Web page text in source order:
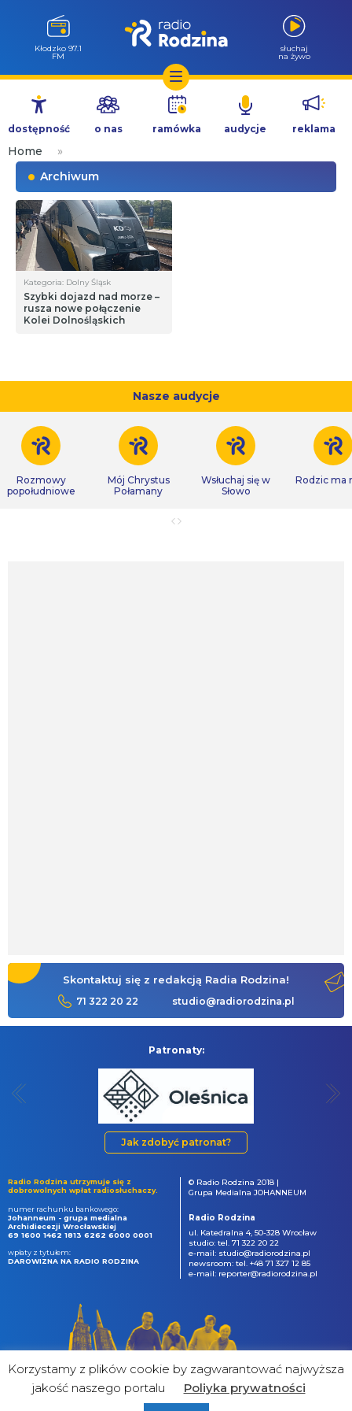
Przejdź
treści
Wołów 99.6
FM
słuchaj
na żywo
dostępność o nas ramówka audycje reklama
Home
»
Archiwum
Kategoria: Dolny Śląsk
Szybki dojazd nad morze –
rusza nowe połączenie
Kolei Dolnośląskich
Nasze audycje
Rozmowy
popołudniowe
Mój Chrystus
Połamany
Wsłuchaj się w
Słowo
Rodzic ma
Skontaktuj się z redakcją Radia Rodzina!
71 322 20 22 studio@radiorodzina.pl
Patronaty:
Jak zdobyć patronat?
Radio Rodzina utrzymuje się z
dobrowolnych wpłat radiosłuchaczy.
numer rachunku bankowego:
Johanneum - grupa medialna
Archidiecezji Wrocławskiej
69 1600 1462 1813 6262 6000 0001
wpłaty z tytułem:
DAROWIZNA NA RADIO RODZINA
© Radio Rodzina 2018 |
Grupa Medialna JOHANNEUM
Radio Rodzina
ul. Katedralna 4, 50-328 Wrocław
studio: tel. 71 322 20 22
e-mail: studio@radiorodzina.pl
newsroom: tel. +48 71 327 12 85
e-mail: reporter@radiorodzina.pl
Korzystamy z plików cookie by zagwarantować najwyższa
jakość naszego portalu
Poliyka prywatności